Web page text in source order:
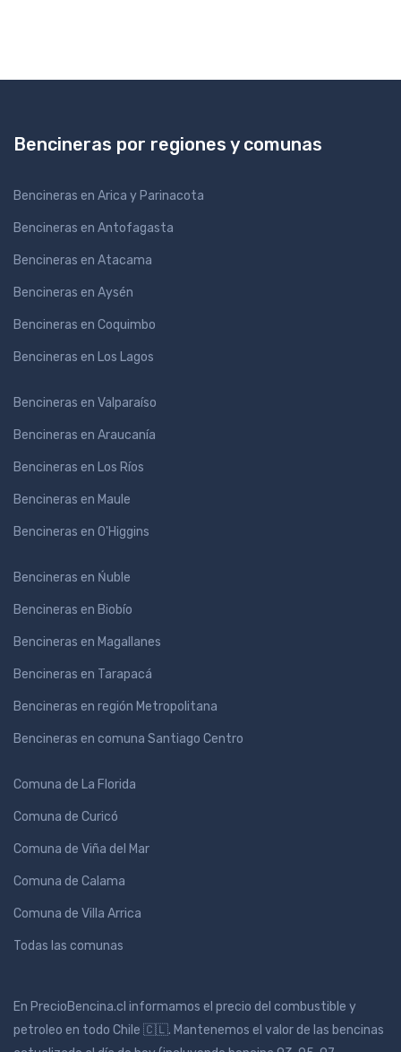
Bencineras por regiones y comunas
Bencineras en Arica y Parinacota
Bencineras en Antofagasta
Bencineras en Atacama
Bencineras en Aysén
Bencineras en Coquimbo
Bencineras en Los Lagos
Bencineras en Valparaíso
Bencineras en Araucanía
Bencineras en Los Ríos
Bencineras en Maule
Bencineras en O'Higgins
Bencineras en Ńuble
Bencineras en Biobío
Bencineras en Magallanes
Bencineras en Tarapacá
Bencineras en región Metropolitana
Bencineras en comuna Santiago Centro
Comuna de La Florida
Comuna de Curicó
Comuna de Viña del Mar
Comuna de Calama
Comuna de Villa Arrica
Todas las comunas
En PrecioBencina.cl informamos el precio del combustible y
petroleo en todo Chile 🇨🇱. Mantenemos el valor de las bencinas